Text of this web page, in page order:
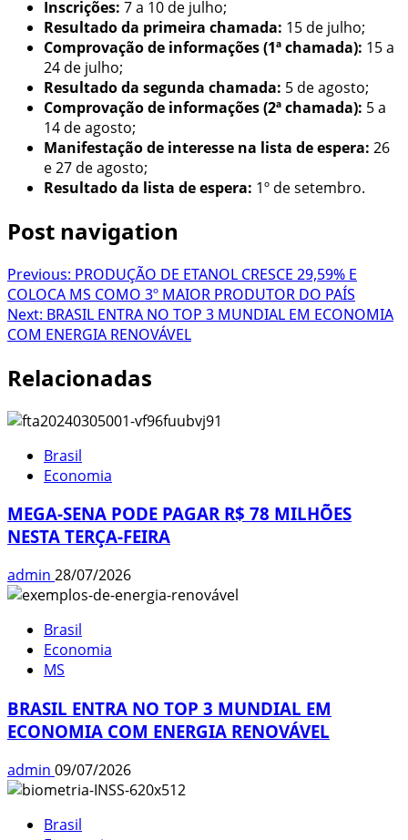
Inscrições: 7 a 10 de julho;
Resultado da primeira chamada: 15 de julho;
Comprovação de informações (1ª chamada): 15 a
24 de julho;
Resultado da segunda chamada: 5 de agosto;
Comprovação de informações (2ª chamada): 5 a
14 de agosto;
Manifestação de interesse na lista de espera: 26
e 27 de agosto;
Resultado da lista de espera: 1º de setembro.
Post navigation
Previous: PRODUÇÃO DE ETANOL CRESCE 29,59% E
COLOCA MS COMO 3º MAIOR PRODUTOR DO PAÍS
Next: BRASIL ENTRA NO TOP 3 MUNDIAL EM ECONOMIA
COM ENERGIA RENOVÁVEL
Relacionadas
Brasil
Economia
MEGA-SENA PODE PAGAR R$ 78 MILHÕES
NESTA TERÇA-FEIRA
admin 28/07/2026
Brasil
Economia
MS
BRASIL ENTRA NO TOP 3 MUNDIAL EM
ECONOMIA COM ENERGIA RENOVÁVEL
admin 09/07/2026
Brasil